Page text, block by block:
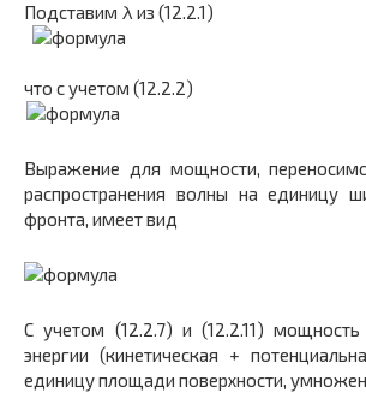
Подставим λ из (12.2.1)
что с учетом (12.2.2)
Выражение для мощности,
распространения волны на единицу
фронта, имеет вид
С учетом (12.2.7) и (12.2.11) мощность
энергии (кинетическая +
единицу площади поверхности,